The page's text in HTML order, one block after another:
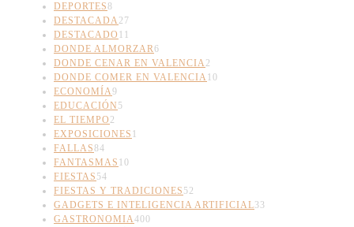
DEPORTES8
DESTACADA27
DESTACADO 11
DONDE ALMORZAR6
DONDE CENAR EN VALENCIA2
DONDE COMER EN VALENCIA10
ECONOMÍA9
EDUCACIÓN 5
EL TIEMPO 2
EXPOSICIONES 1
FALLAS84
FANTASMAS 10
FIESTAS 54
FIESTAS Y TRADICIONES 52
GADGETS E INTELIGENCIA ARTIFICIAL33
GASTRONOMIA400